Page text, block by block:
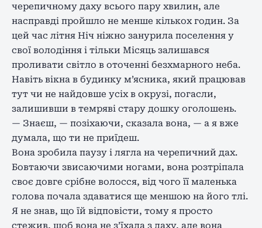
черепичному даху всього пару хвилин, але
насправді пройшло не менше кількох годин. За
цей час літня Ніч ніжно занурила поселення у
свої володіння і тільки Місяць залишався
проливати світло в оточенні безхмарного неба.
Навіть вікна в будинку м’ясника, який працював
тут чи не найдовше усіх в окрузі, погасли,
залишивши в темряві стару дошку оголошень.
— Знаєш, — позіхаючи, сказала вона, — а я вже
думала, що ти не приїдеш.
Вона зробила паузу і лягла на черепичний дах.
Бовтаючи звисаючими ногами, вона розтріпала
своє довге срібне волосся, від чого її маленька
голова почала здаватися ще меншою на його тлі.
Я не знав, що їй відповісти, тому я просто
стежив, щоб вона не з’їхала з даху, але вона